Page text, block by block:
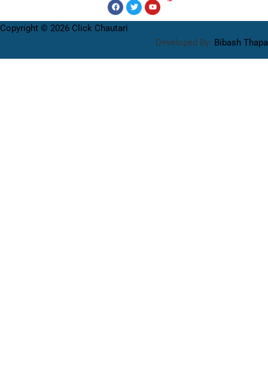
Copyright © 2026 Click Chautari
Developed By: Bibash Thapa